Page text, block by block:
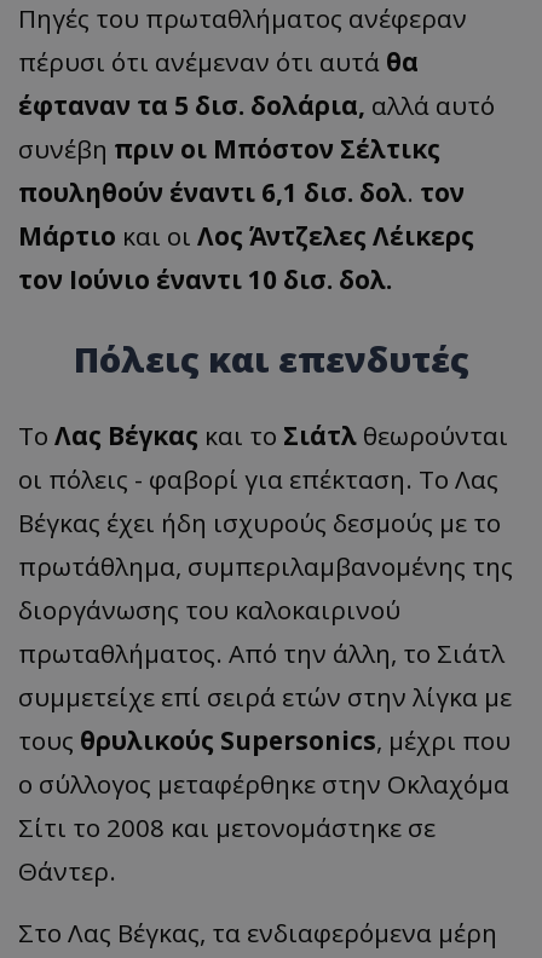
Πηγές του πρωταθλήματος ανέφεραν
πέρυσι ότι ανέμεναν ότι αυτά θα
έφταναν τα 5 δισ. δολάρια, αλλά αυτό
συνέβη πριν οι Μπόστον Σέλτικς
πουληθούν έναντι 6,1 δισ. δολ. τον
Μάρτιο και οι Λος Άντζελες Λέικερς
τον Ιούνιο έναντι 10 δισ. δολ.
Πόλεις και επενδυτές
Το Λας Βέγκας και το Σιάτλ θεωρούνται
οι πόλεις - φαβορί για επέκταση. Το Λας
Βέγκας έχει ήδη ισχυρούς δεσμούς με το
πρωτάθλημα, συμπεριλαμβανομένης της
διοργάνωσης του καλοκαιρινού
πρωταθλήματος. Από την άλλη, το Σιάτλ
συμμετείχε επί σειρά ετών στην λίγκα με
τους θρυλικούς Supersonics, μέχρι που
ο σύλλογος μεταφέρθηκε στην Οκλαχόμα
Σίτι το 2008 και μετονομάστηκε σε
Θάντερ.
Στο Λας Βέγκας, τα ενδιαφερόμενα μέρη